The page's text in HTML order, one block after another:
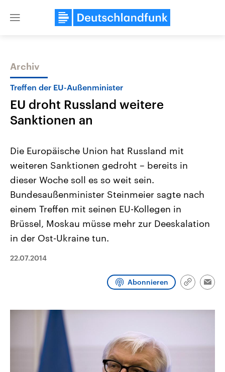
Close
Themen
Landtagswahl Sachsen-Anhalt
2026
Alle Informationen
Sachsen-Anhalt wählt am 6.
September 2026 einen neuen
Landtag. Seit 2021 wird das
Bundesland von einer Koalition aus
Umfragen, Prognosen,
und Hintergründe zu den Parteien
und Kandidaten der anstehenden
USA
Aktuelle Beiträge,
Hintergründe
Wirtschaftlich und
gehören die Vereinigten
den mächtigsten Ländern
mit großem Einfluss auf
Sendungen
Archiv
Treffen der EU-Außenminister
EU droht Russland weitere
Sanktionen an
Die Europäische Union hat Russland mit
weiteren Sanktionen gedroht – bereits in
dieser Woche soll es so weit sein.
Bundesaußenminister Steinmeier sagte nach
einem Treffen mit seinen EU-Kollegen in
Brüssel, Moskau müsse mehr zur Deeskalation
in der Ost-Ukraine tun.
22.07.2014
Abonnieren
Link